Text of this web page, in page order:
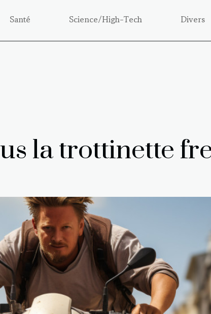
Santé Science/High-Tech Divers
la trottinette